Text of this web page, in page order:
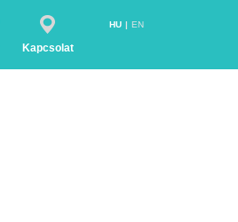
Kapcsolat
HU EN